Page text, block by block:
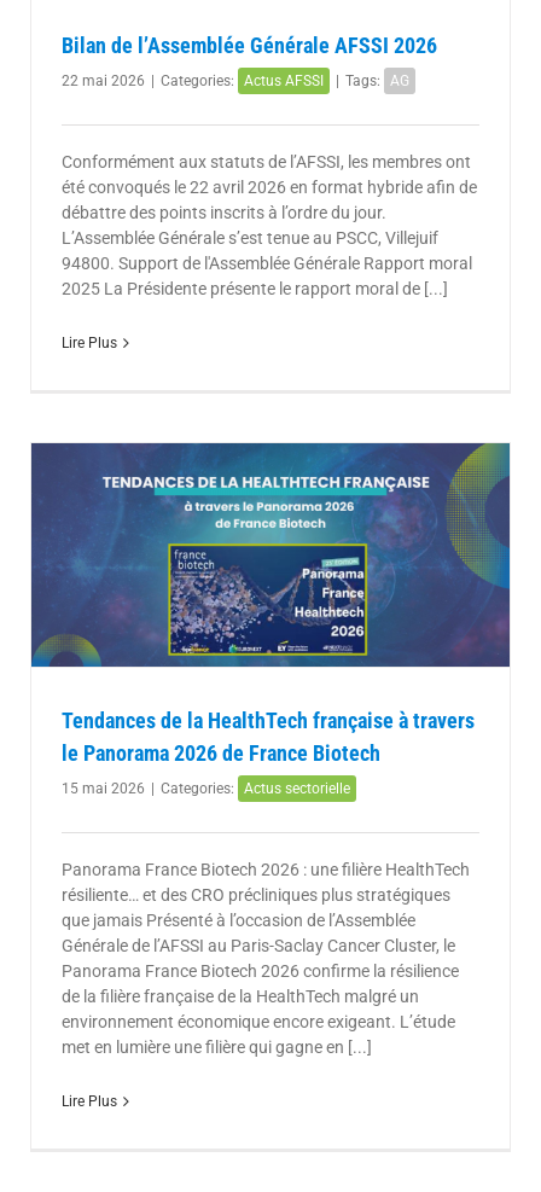
Bilan de l’Assemblée Générale AFSSI 2026
22 mai 2026 | Categories: Actus AFSSI | Tags: AG
Conformément aux statuts de l’AFSSI, les membres ont
été convoqués le 22 avril 2026 en format hybride afin de
débattre des points inscrits à l’ordre du jour.
L’Assemblée Générale s’est tenue au PSCC, Villejuif
94800. Support de l'Assemblée Générale Rapport moral
2025 La Présidente présente le rapport moral de [...]
Lire Plus
Tendances de la HealthTech française à travers
le Panorama 2026 de France Biotech
15 mai 2026 | Categories: Actus sectorielle
Panorama France Biotech 2026 : une filière HealthTech
résiliente… et des CRO précliniques plus stratégiques
que jamais Présenté à l’occasion de l’Assemblée
Générale de l’AFSSI au Paris-Saclay Cancer Cluster, le
Panorama France Biotech 2026 confirme la résilience
de la filière française de la HealthTech malgré un
environnement économique encore exigeant. L’étude
met en lumière une filière qui gagne en [...]
Lire Plus